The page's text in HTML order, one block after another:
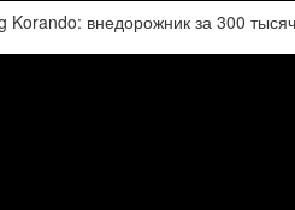
Korando: внедорожник за 300 тысяч